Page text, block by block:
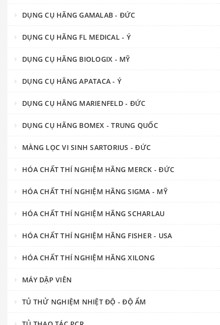
DỤNG CỤ HÃNG GAMALAB - ĐỨC
DỤNG CỤ HÃNG FL MEDICAL - Ý
DỤNG CỤ HÃNG BIOLOGIX - MỸ
DỤNG CỤ HÃNG APATACA - Ý
DỤNG CỤ HÃNG MARIENFELD - ĐỨC
DỤNG CỤ HÃNG BOMEX - TRUNG QUỐC
MÀNG LỌC VI SINH SARTORIUS - ĐỨC
HÓA CHẤT THÍ NGHIỆM HÃNG MERCK - ĐỨC
HÓA CHẤT THÍ NGHIỆM HÃNG SIGMA - MỸ
HÓA CHẤT THÍ NGHIỆM HÃNG SCHARLAU
HÓA CHẤT THÍ NGHIỆM HÃNG FISHER - USA
HÓA CHẤT THÍ NGHIỆM HÃNG XILONG
MÁY DẬP VIÊN
TỦ THỬ NGHIỆM NHIỆT ĐỘ - ĐỘ ẨM